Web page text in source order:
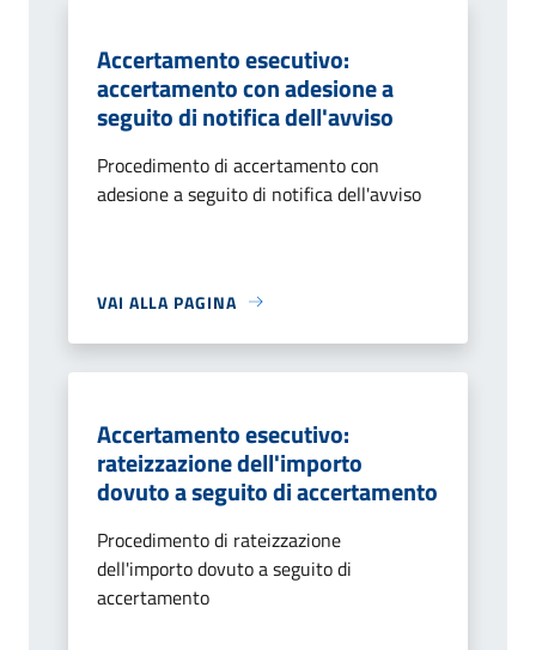
Accertamento esecutivo:
accertamento con adesione a
seguito di notifica dell'avviso
Procedimento di accertamento con
adesione a seguito di notifica dell'avviso
VAI ALLA PAGINA
Accertamento esecutivo:
rateizzazione dell'importo
dovuto a seguito di accertamento
Procedimento di rateizzazione
dell'importo dovuto a seguito di
accertamento